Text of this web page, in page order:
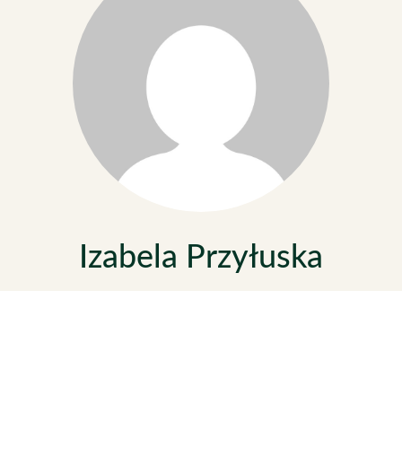
Izabela Przyłuska